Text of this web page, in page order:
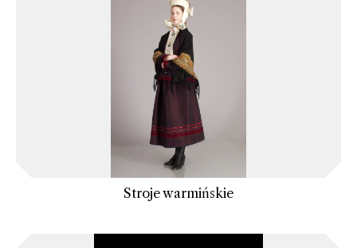
Stroje warmińskie